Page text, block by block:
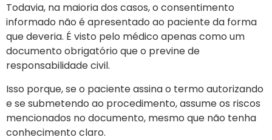
Todavia, na maioria dos casos, o consentimento
informado não é apresentado ao paciente da forma
que deveria. É visto pelo médico apenas como um
documento obrigatório que o previne de
responsabilidade civil.
Isso porque, se o paciente assina o termo autorizando
e se submetendo ao procedimento, assume os riscos
mencionados no documento, mesmo que não tenha
conhecimento claro.